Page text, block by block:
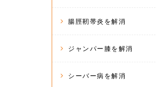
腸脛靭帯炎を解消
ジャンパー膝を解消
シーバー病を解消